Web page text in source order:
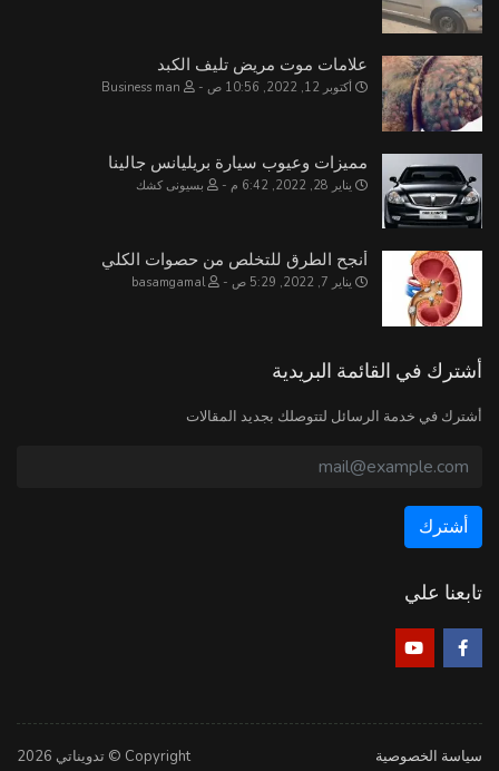
علامات موت مريض تليف الكبد
أكتوبر 12, 2022, 10:56 ص
مميزات وعيوب سيارة بريليانس جالينا
يناير 28, 2022, 6:42 م بسيونى كشك
أنجح الطرق للتخلص من حصوات الكلي
يناير 7, 2022, 5:29 ص basamgamal
أشترك في القائمة البريدية
أشترك في خدمة الرسائل لتتوصلك بجديد المقالات
تابعنا علي
سياسة الخصوصية
Copyright © تدويناتي 2026